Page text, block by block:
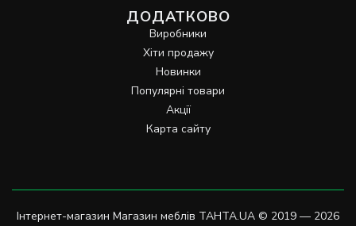
ДОДАТКОВО
Виробники
Хіти продажу
Новинки
Популярні товари
Акції
Карта сайту
Інтернет-магазин Магазин меблів TAHTA.UA © 2019 — 2026